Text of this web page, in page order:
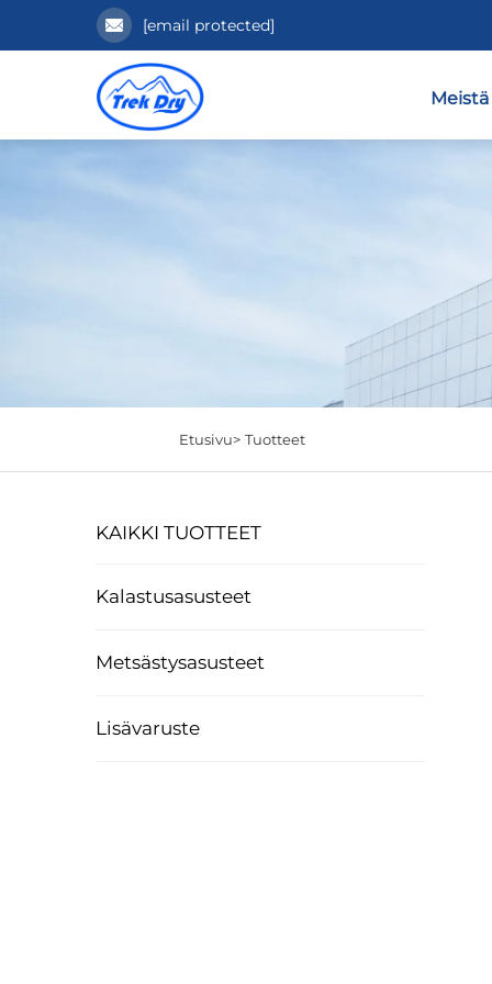
[email protected]
Meistä
Etusivu> Tuotteet
KAIKKI TUOTTEET
Kalastusasusteet
Metsästysasusteet
Lisävaruste